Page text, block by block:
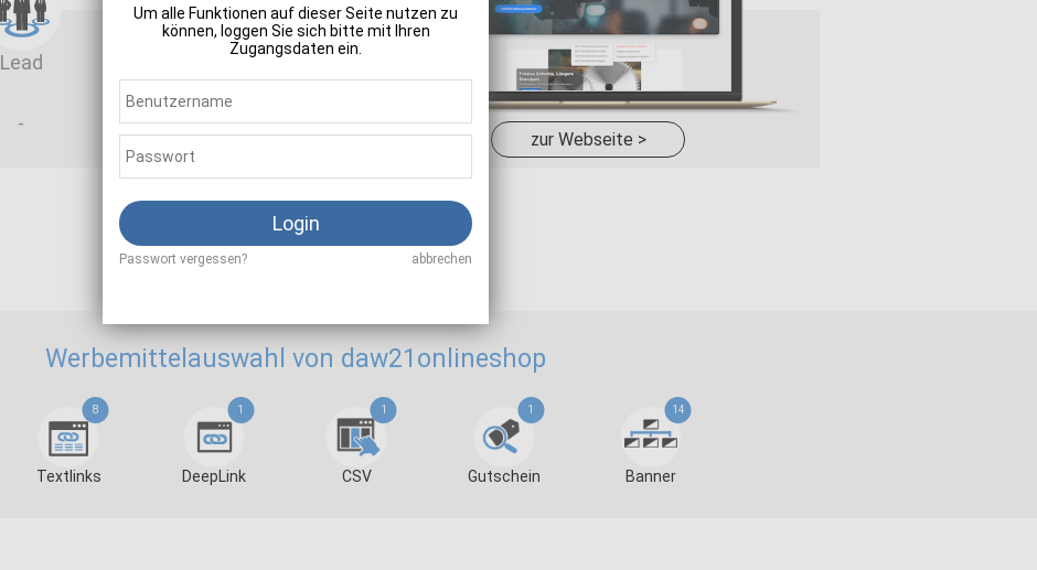
Lead
- 7,00 - 10,00 %
zur Webseite >
Als Affiliate registrieren
Werbemittelauswahl von daw21onlineshop
8
Textlinks
1
DeepLink
1
CSV
1
Gutschein
14
Banner
Um alle Funktionen auf dieser Seite nutzen zu
können, loggen Sie sich bitte mit Ihren
Zugangsdaten ein.
Login
Passwort vergessen? abbrechen